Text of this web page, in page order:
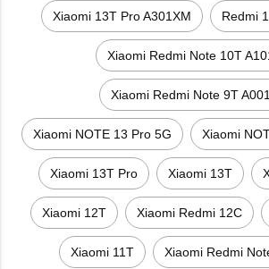
Xiaomi 13T Pro A301XM Redmi
Xiaomi Redmi Note 10T
Xiaomi Redmi Note 9T
Xiaomi NOTE 13 Pro 5G Xiaomi
Xiaomi 13T Pro Xiaomi 13T
Xiaomi 12T Xiaomi Redmi 12C
Xiaomi 11T Xiaomi Redmi